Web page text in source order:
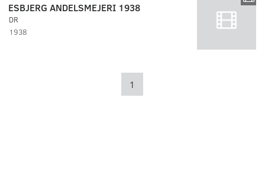
ESBJERG ANDELSMEJERI 1938
DR
1938
1